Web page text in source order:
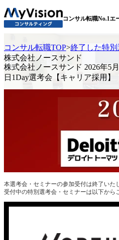
コンサル転職No.1エ
コンサル転職TOP>終了した特
株式会社ノースサンド
株式会社ノースサンド 2026年5
日1Day選考会【キャリア採用】
本選考会・セミナーの参加受付は終了いた
受付中の特別選考会・セミナーは以下から